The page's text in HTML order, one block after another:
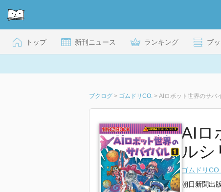
トップ 新刊ニュース ランキング ブ
ブクログ > ゴムドリCO. > AIロボット世界のサバ
AIロ
ルシ
ゴムドリCO.
朝日新聞出